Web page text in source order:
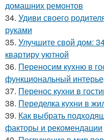
домашних ремонтов
34. Удиви своего
руками
35. Улучшите свой дом:
квартиру уютной
36. Переносим кухню в
функциональный
37. Перенос кухни в
38. Переделка кухни в
39. Как выбрать
факторы и рекомендации